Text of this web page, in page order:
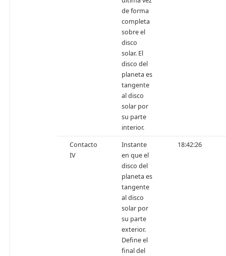
de forma
completa
sobre el
disco
solar. El
disco del
planeta es
tangente
al disco
solar por
su parte
interior.
Contacto
IV
Instante
en que el
disco del
planeta es
tangente
al disco
solar por
su parte
exterior.
Define el
final del
18:42:26